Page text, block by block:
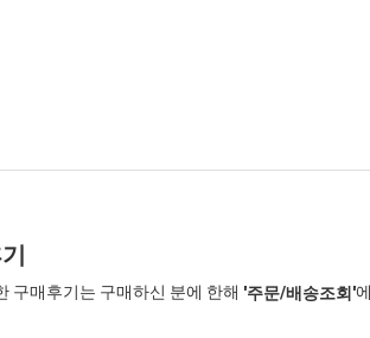
구매후기는 구매하신 분에 한해 '주문/배송조회'